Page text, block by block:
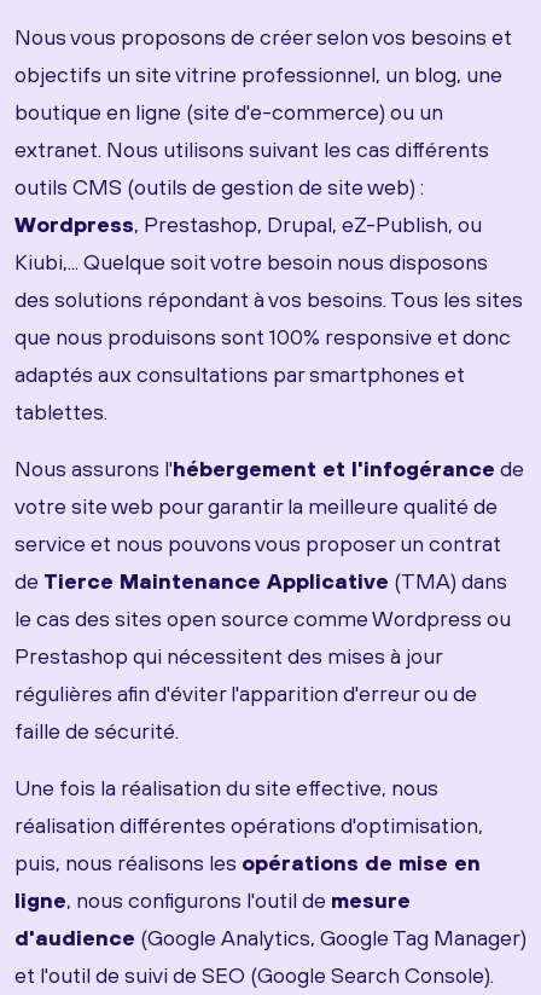
Nous vous proposons de créer selon vos besoins et
objectifs un site vitrine professionnel, un blog, une
boutique en ligne (site d'e-commerce) ou un
extranet. Nous utilisons suivant les cas différents
outils CMS (outils de gestion de site web) :
Wordpress, Prestashop, Drupal, eZ-Publish, ou
Kiubi,... Quelque soit votre besoin nous disposons
des solutions répondant à vos besoins. Tous les sites
que nous produisons sont 100% responsive et donc
adaptés aux consultations par smartphones et
tablettes.
Nous assurons l'hébergement et l'infogérance de
votre site web pour garantir la meilleure qualité de
service et nous pouvons vous proposer un contrat
de Tierce Maintenance Applicative (TMA) dans
le cas des sites open source comme Wordpress ou
Prestashop qui nécessitent des mises à jour
régulières afin d'éviter l'apparition d'erreur ou de
faille de sécurité.
Une fois la réalisation du site effective, nous
réalisation différentes opérations d'optimisation,
puis, nous réalisons les opérations de mise en
ligne, nous configurons l'outil de mesure
d'audience (Google Analytics, Google Tag Manager)
et l'outil de suivi de SEO (Google Search Console).